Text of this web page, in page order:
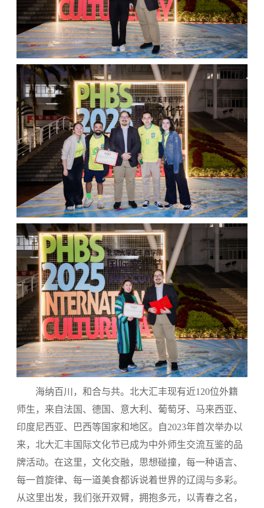
海纳百川，和合与共。北大汇丰现有近120位外籍
师生，来自法国、德国、意大利、葡萄牙、马来西亚、
印度尼西亚、巴西等国家和地区。自2023年首次举办以
来，北大汇丰国际文化节已成为中外师生交流互鉴的品
牌活动。在这里，文化交融，思想碰撞，每一种语言、
每一首旋律、每一道美食都诉说着世界的辽阔与多彩。
从这里出发，我们张开双臂，拥抱多元，以青春之名，